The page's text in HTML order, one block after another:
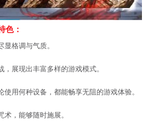
色：
格调与气质。
展现出丰富多样的游戏模式。
用何种设备，都能畅享无阻的游戏体验。
，能够随时施展。